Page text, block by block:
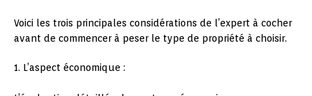
Voici les trois principales considérations de l’expert à cocher
avant de commencer à peser le type de propriété à choisir.
1. L’aspect économique :